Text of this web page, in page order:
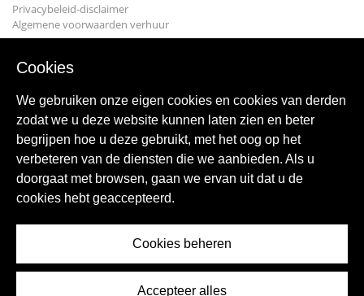
Privacybeleid-disclaimer
Algemene voorwaarden verhuur
BOUWEN
Projecten
Uw huis kopen
Verkopen
Hypotheek
Zoekservice
BLOGGEN
bloggen
Wereldwijde regio's
Cookies
We gebruiken onze eigen cookies en cookies van derden
zodat we u deze website kunnen laten zien en beter
begrijpen hoe u deze gebruikt, met het oog op het
verbeteren van de diensten die we aanbieden. Als u
doorgaat met browsen, gaan we ervan uit dat u de
cookies hebt geaccepteerd.
Cookies beheren
Accepteer alles